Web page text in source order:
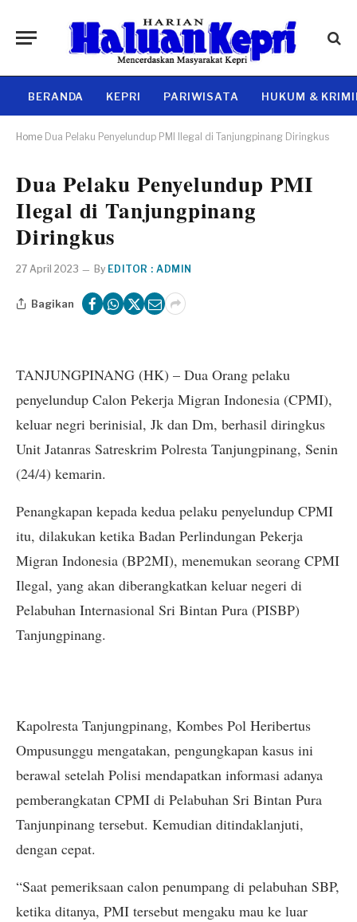
BERANDA KEPRI PARIWISATA HUKUM &
Home Dua Pelaku Penyelundup PMI Ilegal di Tanjungpinang Diringkus
Dua Pelaku Penyelundup PMI
Ilegal di Tanjungpinang
Diringkus
27 April 2023 By EDITOR : ADMIN
Bagikan
TANJUNGPINANG (HK) – Dua Orang pelaku
penyelundup Calon Pekerja Migran Indonesia (CPMI),
keluar negri berinisial, Jk dan Dm, berhasil diringkus
Unit Jatanras Satreskrim Polresta Tanjungpinang, Senin
(24/4) kemarin.
Penangkapan kepada kedua pelaku penyelundup CPMI
itu, dilakukan ketika Badan Perlindungan Pekerja
Migran Indonesia (BP2MI), menemukan seorang CPMI
Ilegal, yang akan diberangkatkan keluar negeri di
Pelabuhan Internasional Sri Bintan Pura (PISBP)
Tanjungpinang.
Kapolresta Tanjungpinang, Kombes Pol Heribertus
Ompusunggu mengatakan, pengungkapan kasus ini
berawal setelah Polisi mendapatkan informasi adanya
pemberangkatan CPMI di Pelabuhan Sri Bintan Pura
Tanjunpinang tersebut. Kemudian ditindaklanjuti,
dengan cepat.
“Saat pemeriksaan calon penumpang di pelabuhan SBP,
ketika ditanya, PMI tersebut mengaku mau ke luar